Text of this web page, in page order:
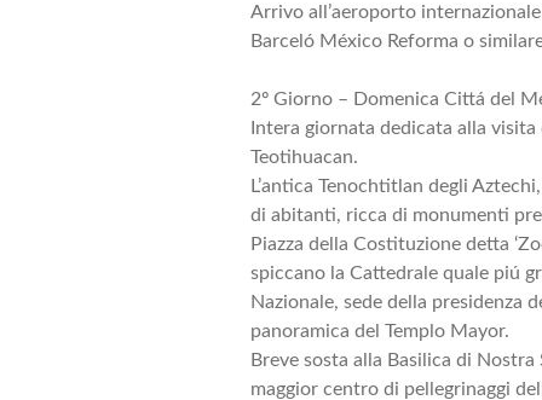
Arrivo all’aeroporto
Barceló México Reforma o
2º Giorno – Domenica Cittá del
Intera giornata dedicata alla
Teotihuacan.
L’antica Tenochtitlan degli
di abitanti, ricca di monumenti
Piazza della Costituzione detta
spiccano la Cattedrale quale piú
Nazionale, sede della presidenza
panoramica del Templo Mayor.
Breve sosta alla Basilica di
maggior centro di pellegrinaggi